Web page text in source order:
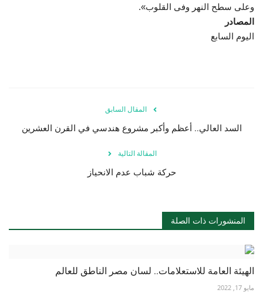
وعلى سطح النهر وفى القلوب».
المصادر
اليوم السابع
المقال السابق
السد العالي.. أعظم وأكبر مشروع هندسي في القرن العشرين
المقالة التالية
حركة شباب عدم الانحياز
المنشورات ذات الصلة
الهيئة العامة للاستعلامات.. لسان مصر الناطق للعالم
مايو 17, 2022